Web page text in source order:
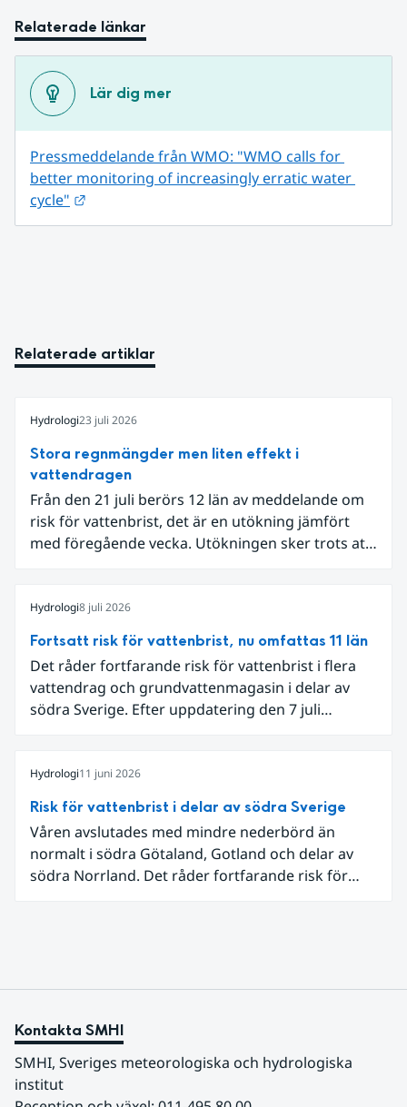
Relaterade länkar
Lär dig mer
Pressmeddelande från WMO: "WMO calls for
better monitoring of increasingly erratic water
cycle"
Relaterade artiklar
Hydrologi23 juli 2026
Stora regnmängder men liten effekt i
vattendragen
Från den 21 juli berörs 12 län av meddelande om
risk för vattenbrist, det är en utökning jämfört
med föregående vecka. Utökningen sker trots att
och att det på en del håll då kom rikliga
nederbördsmängder.
Hydrologi8 juli 2026
Fortsatt risk för vattenbrist, nu omfattas 11 län
Det råder fortfarande risk för vattenbrist i flera
vattendrag och grundvattenmagasin i delar av
södra Sverige. Efter uppdatering den 7 juli
Östergötlands, Stockholms och Uppsala län.
Totalt omfattas 11 län, säger Hugo Rudebeck,
vakthavande hydrolog på SMHI.
Hydrologi11 juni 2026
Risk för vattenbrist i delar av södra Sverige
Våren avslutades med mindre nederbörd än
normalt i södra Götaland, Gotland och delar av
södra Norrland. Det råder fortfarande risk för
över lång tid för att återställa balansen.
Kontakta SMHI
SMHI, Sveriges meteorologiska och hydrologiska
institut